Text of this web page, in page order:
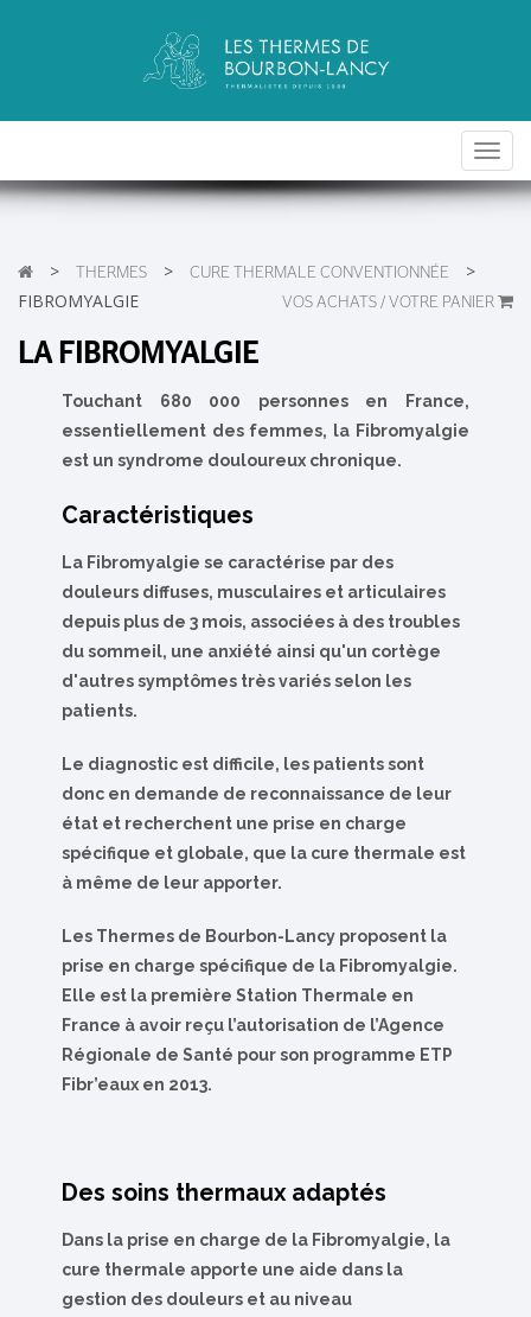
> THERMES > CURE THERMALE CONVENTIONNÉE
>
FIBROMYALGIE
VOS ACHATS / VOTRE PANIER
LA FIBROMYALGIE
Touchant 680 000 personnes en France,
essentiellement des femmes, la Fibromyalgie
est un syndrome douloureux chronique.
Caractéristiques
La Fibromyalgie se caractérise par des
douleurs diffuses, musculaires et articulaires
depuis plus de 3 mois, associées à des troubles
du sommeil, une anxiété ainsi qu'un cortège
d'autres symptômes très variés selon les
patients.
Le diagnostic est difficile, les patients sont
donc en demande de reconnaissance de leur
état et recherchent une prise en charge
spécifique et globale, que la cure thermale est
à même de leur apporter.
Les Thermes de Bourbon-Lancy proposent la
prise en charge spécifique de la Fibromyalgie.
Elle est la première Station Thermale en
France à avoir reçu l’autorisation de l’Agence
Régionale de Santé pour son programme ETP
Fibr’eaux en 2013.
Des soins thermaux adaptés
Dans la prise en charge de la Fibromyalgie, la
cure thermale apporte une aide dans la
gestion des douleurs et au niveau